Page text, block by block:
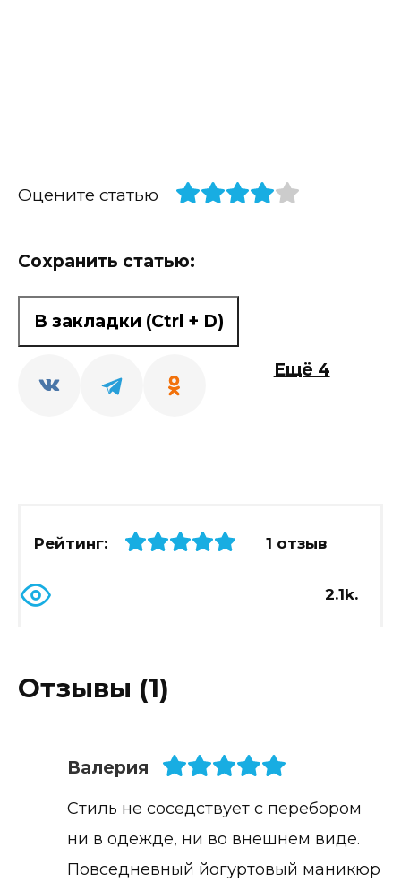
Оцените статью
Сохранить статью:
В закладки (Ctrl + D)
Ещё 4
Рейтинг: 1 отзыв
2.1k.
Отзывы (1)
Валерия
Стиль не соседствует с перебором
ни в одежде, ни во внешнем виде.
Повседневный йогуртовый маникюр